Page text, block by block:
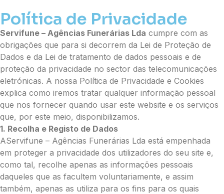
Pague já com PayPal
Envie Flores
Maria de Fátima da Silva Alves
Neste Formulário, você paga de imediato
com Paypal
O que deseja enviar?
Ramo de Flores
Palma
Cruz
Coração
Coroa
Ramo de Flores:
Política de Privacidade
Servifune – Agências Funerárias Lda cumpre com as
obrigações que para si decorrem da Lei de Proteção de
Dados e da Lei de tratamento de dados pessoais e de
proteção da privacidade no sector das telecomunicações
eletrónicas. A nossa Política de Privacidade e Cookies
explica como iremos tratar qualquer informação pessoal
que nos fornecer quando usar este website e os serviços
que, por este meio, disponibilizamos.
1. Recolha e Registo de Dados
AServifune – Agências Funerárias Lda está empenhada
em proteger a privacidade dos utilizadores do seu site e,
como tal, recolhe apenas as informações pessoais
daqueles que as facultem voluntariamente, e assim
também, apenas as utiliza para os fins para os quais